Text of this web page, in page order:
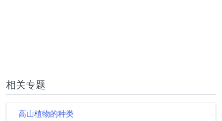
相关专题
高山植物的种类